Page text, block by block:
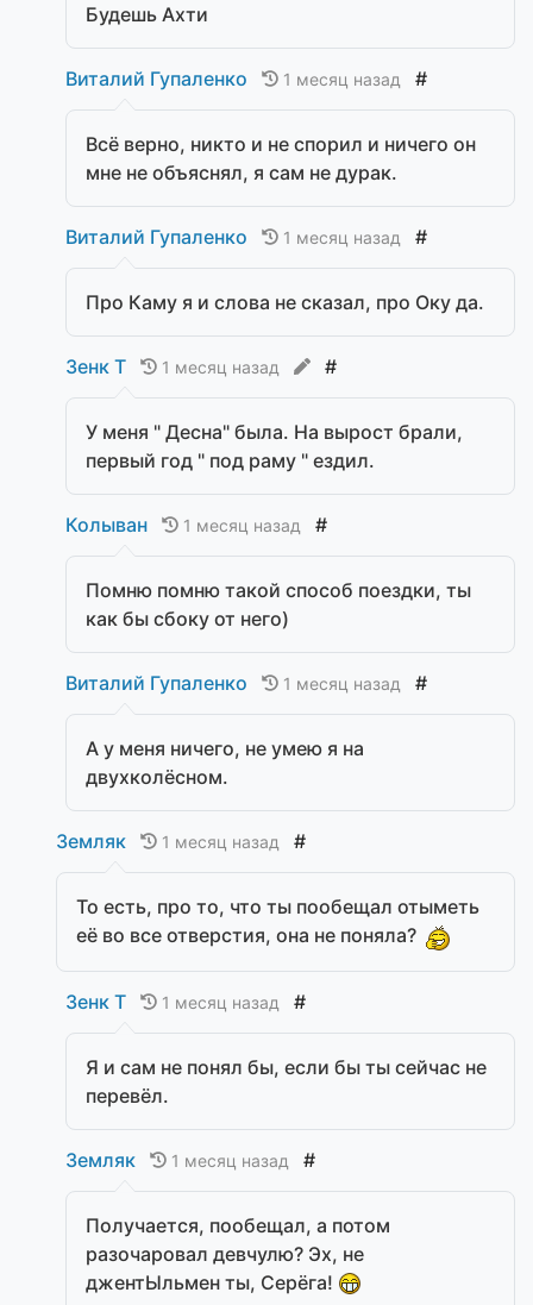
Будешь Ахти
Виталий Гупаленко 1 месяц назад #
Всё верно, никто и не спорил и ничего он
мне не объяснял, я сам не дурак.
Виталий Гупаленко 1 месяц назад #
Про Каму я и слова не сказал, про Оку да.
Зенк Т 1 месяц назад #
У меня " Десна" была. На вырост брали,
первый год " под раму " ездил.
Колыван 1 месяц назад #
Помню помню такой способ поездки, ты
как бы сбоку от него)
Виталий Гупаленко 1 месяц назад #
А у меня ничего, не умею я на
двухколёсном.
Земляк 1 месяц назад #
То есть, про то, что ты пообещал отыметь
её во все отверстия, она не поняла?
Зенк Т 1 месяц назад #
Я и сам не понял бы, если бы ты сейчас не
перевёл.
Земляк 1 месяц назад #
Получается, пообещал, а потом
разочаровал девчулю? Эх, не
джентЫльмен ты, Серёга!